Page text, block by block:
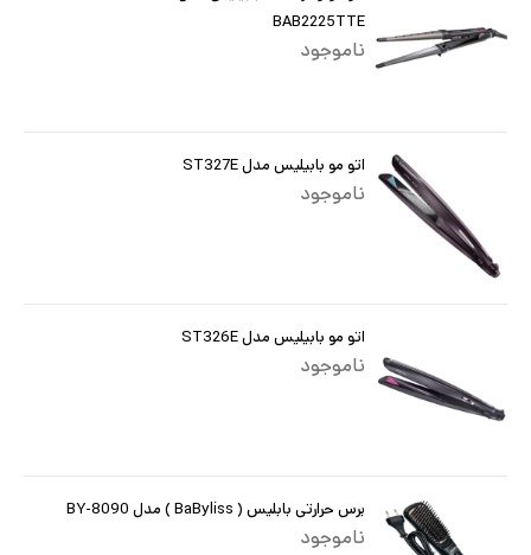
BAB2225TTE
ناموجود
اتو مو بابیلیس مدل ST327E
ناموجود
اتو مو بابیلیس مدل ST326E
ناموجود
برس حرارتی بابلیس ( BaByliss ) مدل BY-8090
ناموجود